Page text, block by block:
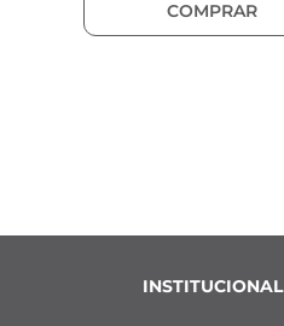
COMPRAR
INSTITUCIONAL